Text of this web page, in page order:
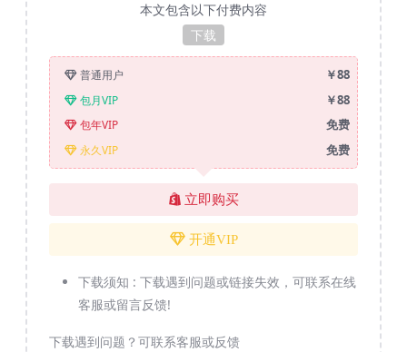
本文包含以下付费内容
下载
普通用户 ￥88
包月VIP ￥88
包年VIP 免费
永久VIP 免费
立即购买
开通VIP
下载须知 : 下载遇到问题或链接失效，可联系在线
客服或留言反馈!
下载遇到问题？可联系客服或反馈